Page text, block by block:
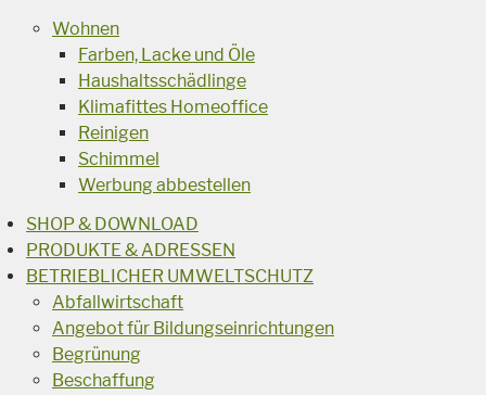
Wohnen
Farben, Lacke und Öle
Haushaltsschädlinge
Klimafittes Homeoffice
Reinigen
Schimmel
Werbung abbestellen
SHOP & DOWNLOAD
PRODUKTE & ADRESSEN
BETRIEBLICHER UMWELTSCHUTZ
Abfallwirtschaft
Angebot für Bildungseinrichtungen
Begrünung
Beschaffung